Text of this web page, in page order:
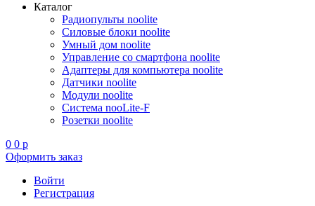
Каталог
Радиопульты noolite
Силовые блоки noolite
Умный дом noolite
Управление со смартфона noolite
Адаптеры для компьютера noolite
Датчики noolite
Модули noolite
Система nooLite-F
Розетки noolite
0 0 p
Оформить заказ
Войти
Регистрация